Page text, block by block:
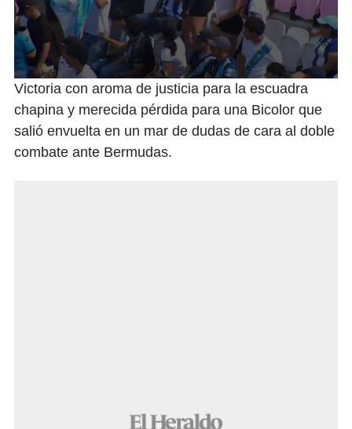
0
seconds
of
minute,
17
seconds
Victoria con aroma de justicia para la escuadra
chapina y merecida pérdida para una Bicolor que
salió envuelta en un mar de dudas de cara al doble
combate ante Bermudas.